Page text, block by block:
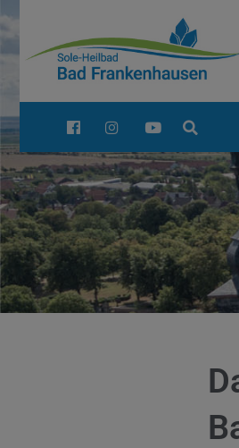
Quick Links: